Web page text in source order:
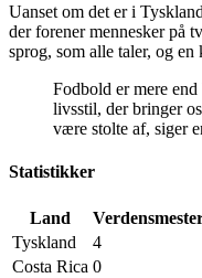
Uanset om det er i
der forener mennesker på
sprog, som alle taler, og
Fodbold er mere
livsstil, der bringer
være stolte af, siger
Statistikker
Land
Tyskland
4
Costa Rica 0